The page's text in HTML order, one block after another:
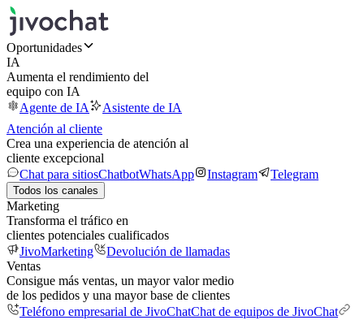
Oportunidades
IA
Aumenta el rendimiento del
equipo con IA
Agente de IA
Asistente de IA
Atención al cliente
Crea una experiencia de atención al
cliente excepcional
Chat para sitiosChatbotWhatsApp Instagram Telegram
Todos los canales
Marketing
Transforma el tráfico en
clientes potenciales cualificados
JivoMarketing
Devolución de llamadas
Ventas
Consigue más ventas, un mayor valor medio
de los pedidos y una mayor base de clientes
Teléfono empresarial de JivoChatChat de equipos de JivoChat